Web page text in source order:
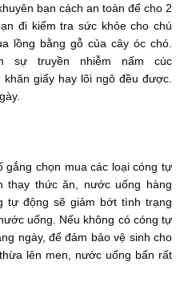
bạn cách an toàn để cho 2
đi kiểm tra sức khỏe cho chú
lồng bằng gỗ của cây óc chó.
sự truyền nhiễm nấm cúc
giấy hay lõi ngô đều được.
gắng chọn mua các loại cóng tự
thay thức ăn, nước uống hàng
tự động sẽ giảm bớt tình trạng
uống. Nếu không có cóng tự
ngày, để đảm bảo vệ sinh cho
lên men, nước uống bẩn rất